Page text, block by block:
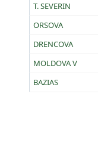
T. SEVERIN
ORSOVA
DRENCOVA
MOLDOVA V
BAZIAS